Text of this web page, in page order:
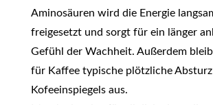
Aminosäuren wird die Energie
freigesetzt und sorgt für ein länger
Gefühl der Wachheit. Außerdem
für Kaffee typische plötzliche Absturz
Kofeeinspiegels aus.